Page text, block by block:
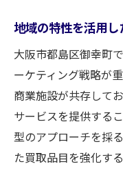
地域の特性を活用
大阪市都島区御幸町
ーケティング戦略が
商業施設が共存して
サービスを提供する
型のアプローチを採
た買取品目を強化す